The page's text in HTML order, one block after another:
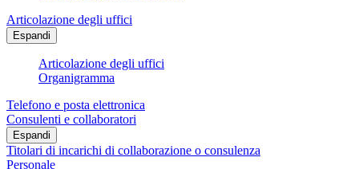
Articolazione degli uffici
Espandi
Articolazione degli uffici
Organigramma
Telefono e posta elettronica
Consulenti e collaboratori
Espandi
Titolari di incarichi di collaborazione o consulenza
Personale